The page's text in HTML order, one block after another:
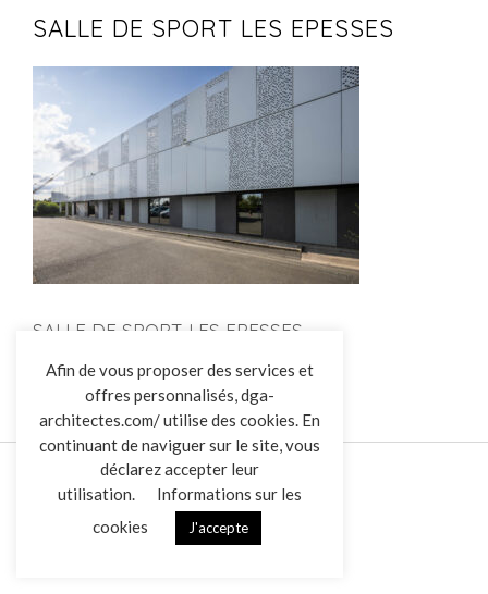
L’AGENCE
RÉALISATIONS
ACTUALITÉS
CONTACT
SALLE DE SPORT LES EPESSES
SALLE DE SPORT LES EPESSES
Afin de vous proposer des services et
offres personnalisés, dga-
architectes.com/ utilise des cookies. En
continuant de naviguer sur le site, vous
déclarez accepter leur
utilisation.
Informations sur les
cookies
J'accepte